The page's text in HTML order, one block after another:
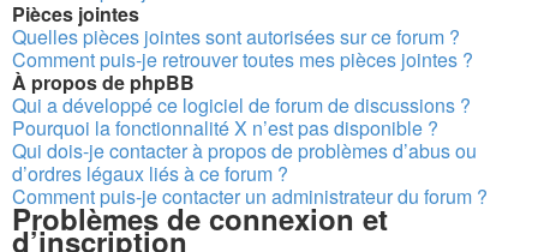
Pièces jointes
Quelles pièces jointes sont autorisées sur ce forum ?
Comment puis-je retrouver toutes mes pièces jointes ?
À propos de phpBB
Qui a développé ce logiciel de forum de discussions ?
Pourquoi la fonctionnalité X n’est pas disponible ?
Qui dois-je contacter à propos de problèmes d’abus ou
d’ordres légaux liés à ce forum ?
Comment puis-je contacter un administrateur du forum ?
Problèmes de connexion et
d’inscription